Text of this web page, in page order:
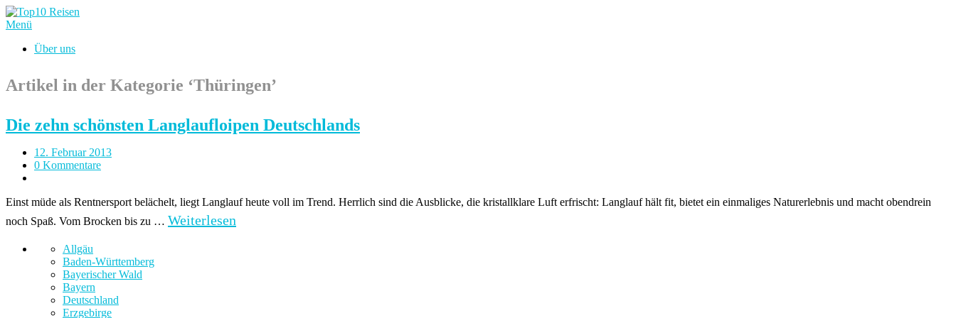
Menü
Über uns
Artikel in der Kategorie ‘Thüringen’
Die zehn schönsten Langlaufloipen Deutschlands
12. Februar 2013
0 Kommentare
Einst müde als Rentnersport belächelt, liegt Langlauf heute voll im Trend. Herrlich sind die Ausblicke, die kristallklare Luft erfrischt: Langlauf hält fit, bietet ein einmaliges Naturerlebnis und macht obendrein
noch Spaß. Vom Brocken bis zu … Weiterlesen
Allgäu
Baden-Württemberg
Bayerischer Wald
Bayern
Deutschland
Erzgebirge